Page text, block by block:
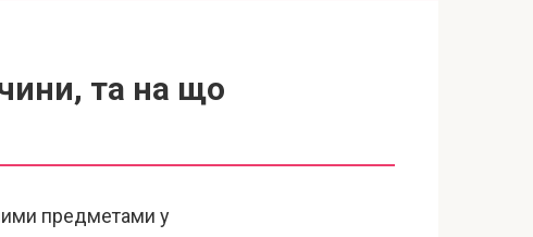
та на що
предметами у